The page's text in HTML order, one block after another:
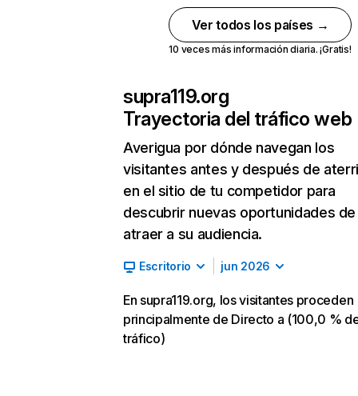
Ver todos los países →
10 veces más información diaria. ¡Gratis!
supra119.org
Trayectoria del tráfico web
Averigua por dónde navegan los
visitantes antes y después de
en el sitio de tu competidor para
descubrir nuevas oportunidades de
atraer a su audiencia.
Escritorio jun 2026
En supra119.org, los visitantes proceden
principalmente de Directo a (100,0 %
tráfico)